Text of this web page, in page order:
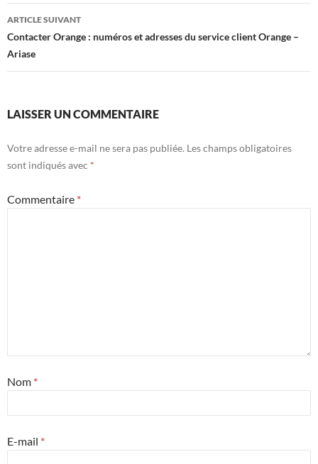
articles
ARTICLE SUIVANT
Contacter Orange : numéros et adresses du service client Orange –
Ariase
LAISSER UN COMMENTAIRE
Votre adresse e-mail ne sera pas publiée. Les champs obligatoires
sont indiqués avec *
Commentaire *
Nom *
E-mail *